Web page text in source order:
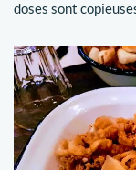
doses sont